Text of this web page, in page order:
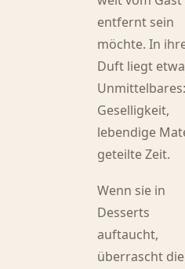
entfernt sein
möchte. In
Duft liegt
Geselligkeit,
lebendige
geteilte Zeit.
Wenn sie in
Desserts
auftaucht,
überrascht